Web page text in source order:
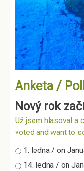
Anketa / Poll
Nový rok
Už jsem hlasoval a
voted and want to
Možnosti výběru
1. ledna / on
14. ledna / on